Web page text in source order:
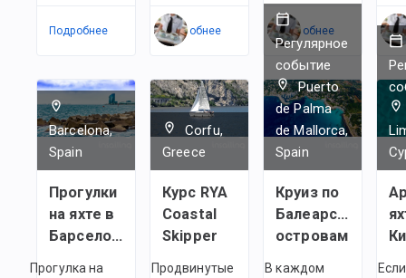
Подробнее Подробнее Подробнее
Barcelona,
Spain
Прогулки
на яхте в
Барселоне
Прогулка на
Corfu,
Greece
Курс RYA
Coastal
Skipper
Продвинутые
Регулярное
событие
Puerto
de Palma
de Mallorca,
Spain
Круиз по
Балеарским
островам
В каждом